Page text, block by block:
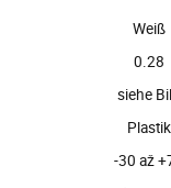
Weiß
0.28
siehe
Plastik
-30 až